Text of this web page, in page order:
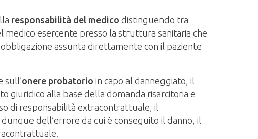
responsabilità del medico distinguendo tra
medico esercente presso la struttura sanitaria che
assunta direttamente con il paziente
sull’onere probatorio in capo al danneggiato, il
giuridico alla base della domanda risarcitoria e
di responsabilità extracontrattuale, il
dell’errore da cui è conseguito il danno, il